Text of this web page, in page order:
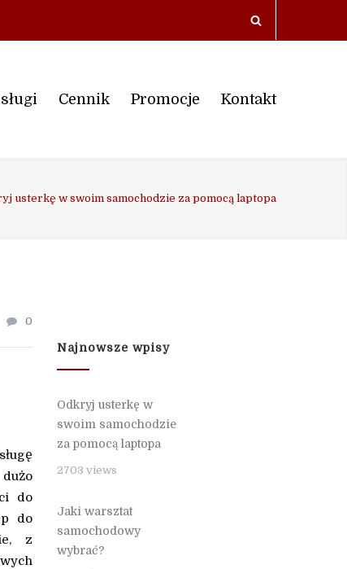
Cennik Promocje Kontakt
usterkę w swoim samochodzie za pomocą laptopa
0
do
do
z
Najnowsze wpisy
Odkryj usterkę w
swoim samochodzie
za pomocą laptopa
2703 views
Jaki warsztat
samochodowy
wybrać?